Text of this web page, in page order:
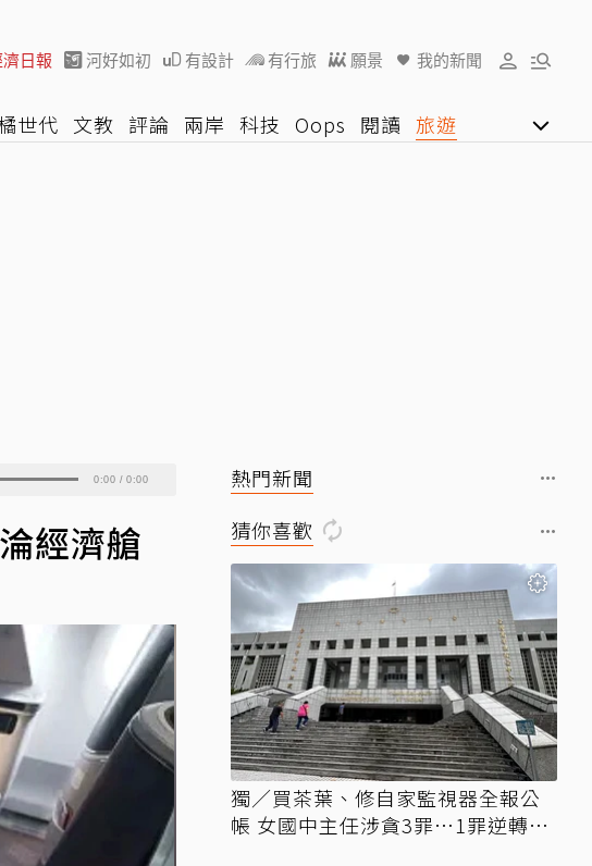
日報 河好如初 有設計 有行旅 願景 我的新聞
世代 文教 評論 兩岸 科技 Oops 閱讀 旅遊
0:00 / 0:00
經濟艙
熱門新聞
猜你喜歡
獨／買茶葉、修自家監視器全報公
帳 女國中主任涉貪3罪…1罪逆轉無